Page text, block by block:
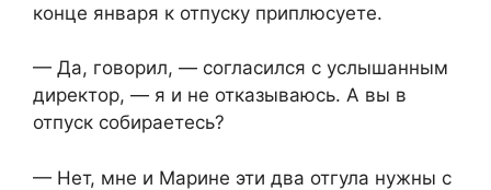
конце января к отпуску приплюсуете.
— Да, говорил, — согласился с услышанным
директор, — я и не отказываюсь. А вы в
отпуск собираетесь?
— Нет, мне и Марине эти два отгула нужны с